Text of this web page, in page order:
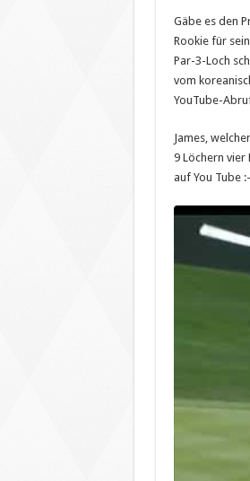
Gäbe es den
Rookie für
Par-3-Loch
vom
YouTube-
James,
9 Löchern vier
auf You Tube